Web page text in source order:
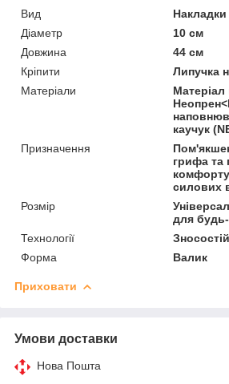
Вид
Діаметр
10 см
Довжина
44 см
Кріпити
Липучка
Матеріали
Матеріал
каучук
Призначення
грифа та
силових
Розмір
для
Технології
Форма
Валик
Приховати
Умови доставки
Нова Пошта